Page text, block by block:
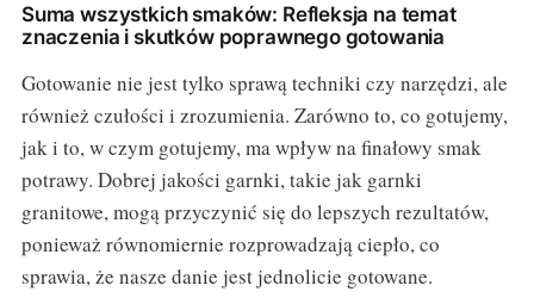
Suma wszystkich smaków: Refleksja na temat
znaczenia i skutków poprawnego gotowania
Gotowanie nie jest tylko sprawą techniki czy narzędzi, ale
również czułości i zrozumienia. Zarówno to, co gotujemy,
jak i to, w czym gotujemy, ma wpływ na finałowy smak
potrawy. Dobrej jakości garnki, takie jak garnki
granitowe, mogą przyczynić się do lepszych rezultatów,
ponieważ równomiernie rozprowadzają ciepło, co
sprawia, że nasze danie jest jednolicie gotowane.